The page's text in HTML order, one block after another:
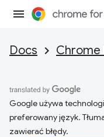
Docs Chrome
Google używa
preferowany język.
zawierać błędy.